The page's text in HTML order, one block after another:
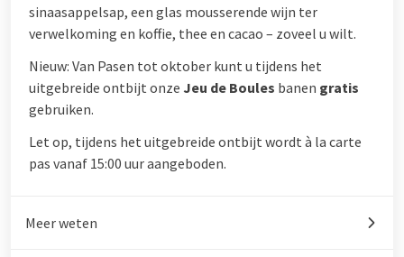
sinaasappelsap, een glas mousserende wijn ter
verwelkoming en koffie, thee en cacao – zoveel u wilt.
Nieuw: Van Pasen tot oktober kunt u tijdens het
uitgebreide ontbijt onze Jeu de Boules banen gratis
gebruiken.
Let op, tijdens het uitgebreide ontbijt wordt à la carte
pas vanaf 15:00 uur aangeboden.
Meer weten